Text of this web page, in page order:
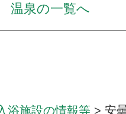
温泉の一覧へ
浴施設の情報等 >安